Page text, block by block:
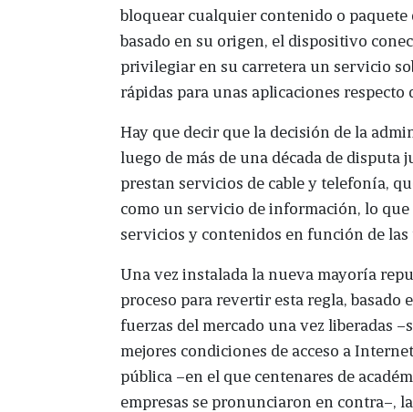
bloquear cualquier contenido o
basado en su origen, el dispositivo
privilegiar en su carretera un servicio
rápidas para unas aplicaciones respecto
Hay que decir que la decisión de la
luego de más de una década de disputa
prestan servicios de cable y telefonía,
como un servicio de información, lo
servicios y contenidos en función de las
Una vez instalada la nueva mayoría
proceso para revertir esta regla, basado
fuerzas del mercado una vez liberadas
mejores condiciones de acceso a
pública –en el que centenares de
empresas se pronunciaron en contra–,